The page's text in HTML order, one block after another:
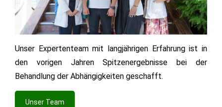
Unser Expertenteam mit langjährigen Erfahrung ist in
den vorigen Jahren Spitzenergebnisse bei der
Behandlung der Abhängigkeiten geschafft.
Unser Team